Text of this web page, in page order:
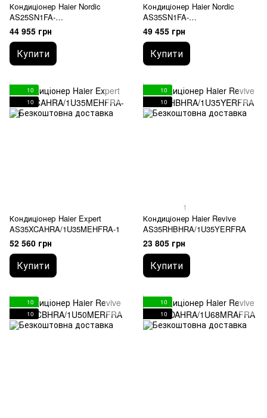
Кондиціонер Haier Nordic
AS25SN1FA-
NR(C)/1U25S2SQ1FA-NR
44 955 грн
Купити
Кондиціонер Haier Nordic
AS35SN1FA-
NR(C)/1U35S2SQ1FA-NR
49 455 грн
Купити
10
10
Кондиціонер Haier Expert
AS35XCAHRA/1U35MEHFRA-1
52 560 грн
Купити
10
10
1
Кондиціонер Haier Revive
AS35RHBHRA/1U35YERFRA
23 805 грн
Купити
10
10
10
10